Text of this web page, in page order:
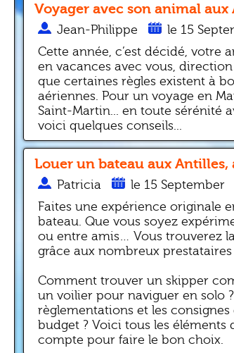
Voyager avec son animal aux
Jean-Philippe
le 15
Cette année, c’est décidé, votre
en vacances avec vous,
que certaines règles existent à
aériennes. Pour un voyage en
Saint-Martin... en toute sérénité
voici quelques conseils...
Louer un bateau aux Antilles,
Patricia
le 15 September
Faites une expérience originale
bateau. Que vous soyez
ou entre amis… Vous trouverez
grâce aux nombreux
Comment trouver un skipper
un voilier pour naviguer en solo
règlementations et les consignes
budget ? Voici tous les éléments
compte pour faire le bon choix.